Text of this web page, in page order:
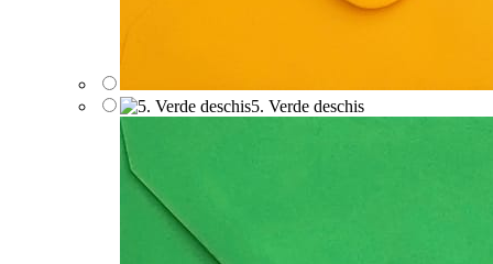
5. Verde deschis